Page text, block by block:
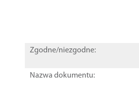
Zgodne/niezgodne:
Nazwa dokumentu: